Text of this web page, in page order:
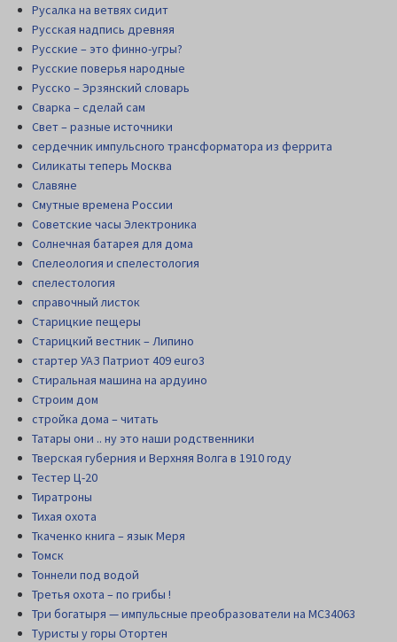
Русалка на ветвях сидит
Русская надпись древняя
Русские – это финно-угры?
Русские поверья народные
Русско – Эрзянский словарь
Сварка – сделай сам
Свет – разные источники
сердечник импульсного трансформатора из феррита
Силикаты теперь Москва
Славяне
Смутные времена России
Советские часы Электроника
Солнечная батарея для дома
Спелеология и спелестология
спелестология
справочный листок
Старицкие пещеры
Старицкий вестник – Липино
стартер УАЗ Патриот 409 euro3
Стиральная машина на ардуино
Строим дом
стройка дома – читать
Татары они .. ну это наши родственники
Тверская губерния и Верхняя Волга в 1910 году
Тестер Ц-20
Тиратроны
Тихая охота
Ткаченко книга – язык Меря
Томск
Тоннели под водой
Третья охота – по грибы !
Три богатыря — импульсные преобразователи на MC34063
Туристы у горы Отортен